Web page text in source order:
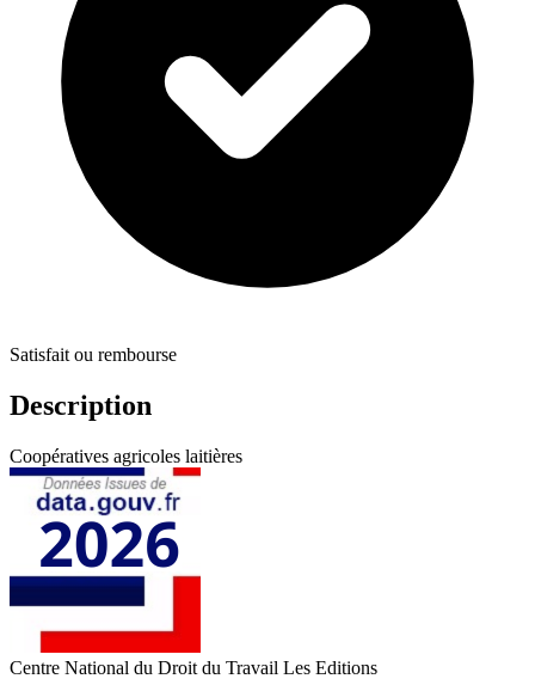
Satisfait ou rembourse
Description
Coopératives agricoles laitières
Centre National du Droit du Travail Les Editions